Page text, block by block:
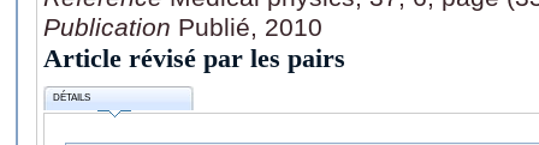
Publication Publié, 2010
Article révisé par les pairs
DÉTAILS